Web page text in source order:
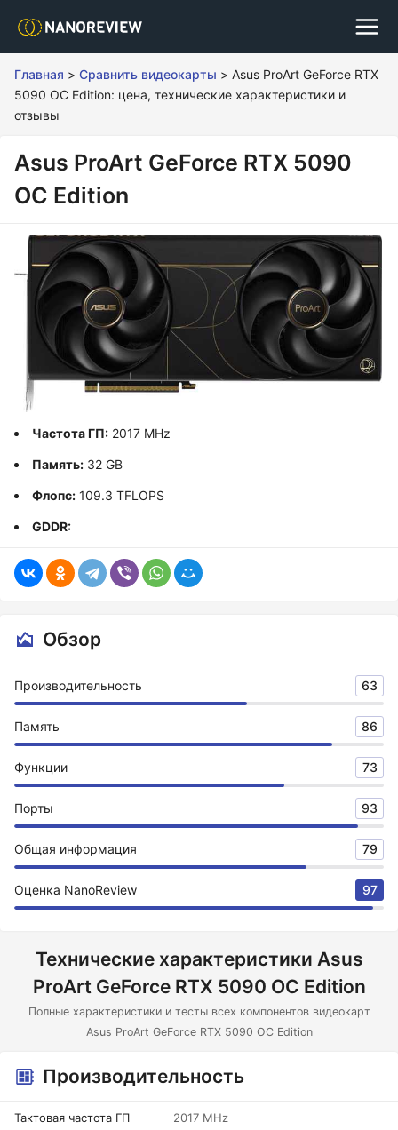
Главная > Сравнить видеокарты > Asus ProArt GeForce RTX
5090 OC Edition: цена, технические характеристики и
отзывы
Asus ProArt GeForce RTX 5090
OC Edition
Частота ГП: 2017 MHz
Память: 32 GB
Флопс: 109.3 TFLOPS
GDDR:
Обзор
Производительность 63
Память 86
Функции 73
Порты 93
Общая информация 79
Оценка NanoReview 97
Технические характеристики Asus
ProArt GeForce RTX 5090 OC Edition
Полные характеристики и тесты всех компонентов видеокарт
Asus ProArt GeForce RTX 5090 OC Edition
Производительность
Тактовая частота ГП 2017 MHz